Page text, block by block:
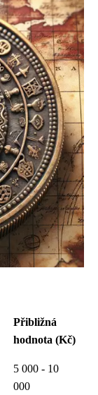
Přibližná
hodnota (Kč)
5 000 - 10
000